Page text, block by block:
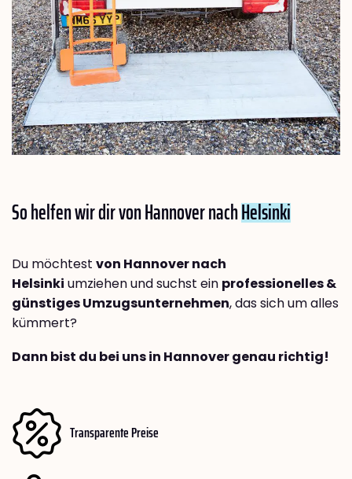
So helfen wir dir von Hannover nachHelsinki
Du möchtest von Hannover nach
Helsinki umziehen und suchst ein professionelles &
günstiges Umzugsunternehmen, das sich um alles
kümmert?
Dann bist du bei uns in Hannover genau richtig!
Transparente Preise